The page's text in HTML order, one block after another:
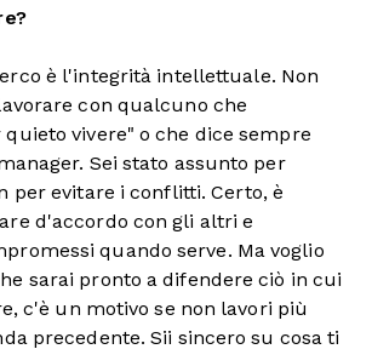
è l'integrità intellettuale. Non
con qualcuno che
quieto vivere" o che dice sempre
Sei stato assunto per
per evitare i conflitti. Certo, è
d'accordo con gli altri e
quando serve. Ma voglio
sarai pronto a difendere ciò in cui
c'è un motivo se non lavori più
precedente. Sii sincero su cosa ti